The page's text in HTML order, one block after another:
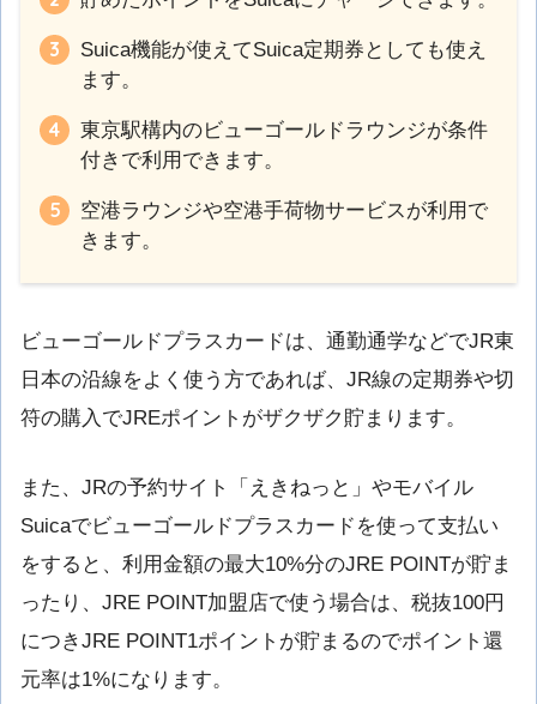
Suica機能が使えてSuica定期券としても使え
ます。
東京駅構内のビューゴールドラウンジが条件
付きで利用できます。
空港ラウンジや空港手荷物サービスが利用で
きます。
ビューゴールドプラスカードは、通勤通学などでJR東
日本の沿線をよく使う方であれば、JR線の定期券や切
符の購入でJREポイントがザクザク貯まります。
また、JRの予約サイト「えきねっと」やモバイル
Suicaでビューゴールドプラスカードを使って支払い
をすると、利用金額の最大10%分のJRE POINTが貯ま
ったり、JRE POINT加盟店で使う場合は、税抜100円
につきJRE POINT1ポイントが貯まるのでポイント還
元率は1%になります。